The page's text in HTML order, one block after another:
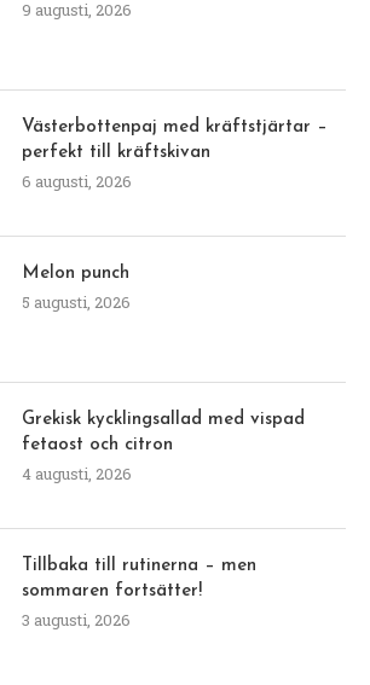
9 augusti, 2026
Västerbottenpaj med kräftstjärtar –
perfekt till kräftskivan
6 augusti, 2026
Melon punch
5 augusti, 2026
Grekisk kycklingsallad med vispad
fetaost och citron
4 augusti, 2026
Tillbaka till rutinerna – men
sommaren fortsätter!
3 augusti, 2026